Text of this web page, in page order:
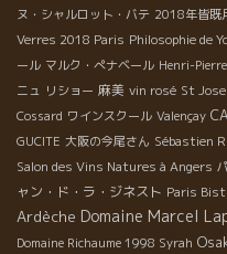
ヌ・シャルロット・バテ 2018年皆既
Verres 2018 Paris Philosophie de
ール マルク・ぺナベール Henri-
ニュ リショー 麻美 vin rosé St
Cossard ワインスクール Valençay
GUCITE 大阪の今尾さん Sébastien
Salon des Vins Natures à Angers
ャン・ド・ラ・ジネスト Paris
Ardèche Domaine Marcel
Domaine Richaume 1998 Syrah